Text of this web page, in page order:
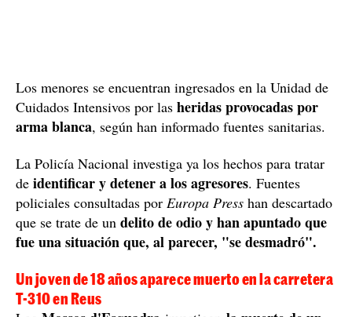
Los menores se encuentran ingresados en la Unidad de
Cuidados Intensivos por las heridas provocadas por
arma blanca, según han informado fuentes sanitarias.
La Policía Nacional investiga ya los hechos para tratar
de identificar y detener a los agresores. Fuentes
policiales consultadas por Europa Press han descartado
que se trate de un delito de odio y han apuntado que
fue una situación que, al parecer, "se desmadró".
Un joven de 18 años aparece muerto en la carretera
T-310 en Reus